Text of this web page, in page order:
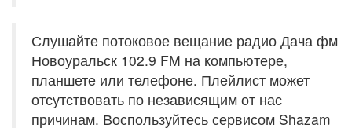
Слушайте потоковое вещание радио Дача фм
Новоуральск 102.9 FM на компьютере,
планшете или телефоне. Плейлист может
отсутствовать по независящим от нас
причинам. Воспользуйтесь сервисом Shazam